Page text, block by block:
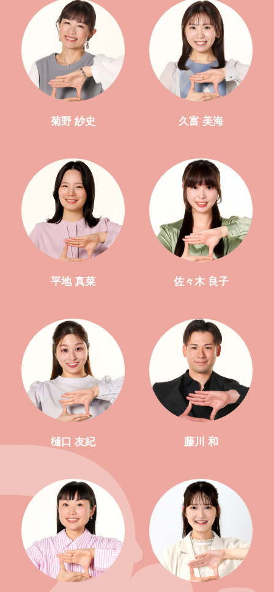
菊野 紗史 久富 美海
平地 真菜 佐々木 良子
樋口 友紀 藤川 和